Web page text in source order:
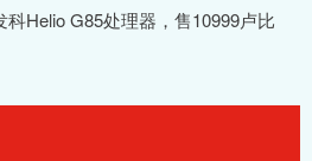
Helio G85处理器，售10999卢比